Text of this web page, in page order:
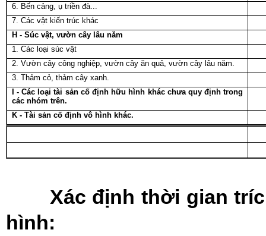
6. Bến cảng, ụ triền đà...
7. Các vật kiến trúc khác
H - Súc vật, vườn cây lâu năm
1. Các loại súc vật
2. Vườn cây công nghiệp, vườn cây ăn quả, vườn cây lâu năm.
3. Thảm cỏ, thảm cây xanh.
I - Các loại tài sản cố định hữu hình khác chưa quy định trong
các nhóm trên.
K - Tài sản cố định vô hình khác.
Xác định thời gian
hình: